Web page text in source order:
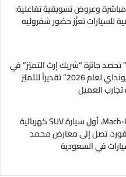
مباشرة وعروض تسويقية تفاعلية:
للسيارات تعزّز حضور شفروليه
تحصد جائزة “شريك إرث التميّز” في
قمة “شركاء هيونداي لعام 2026” تقديراً للتميّز
تجارب العميل
فورد موستانج Mach-E، أول سيارة SUV كهربائية
فورد، تصل إلى معارض محمد
في السعودية